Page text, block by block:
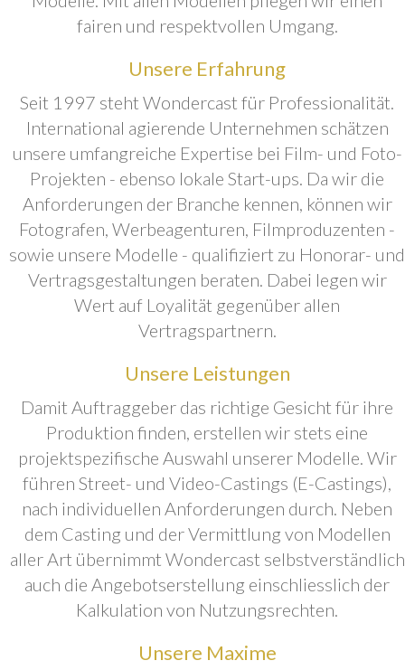
fairen und respektvollen Umgang.
Unsere Erfahrung
Seit 1997 steht Wondercast für Professionalität.
International agierende Unternehmen schätzen
unsere umfangreiche Expertise bei Film- und Foto-
Projekten - ebenso lokale Start-ups. Da wir die
Anforderungen der Branche kennen, können wir
Fotografen, Werbeagenturen, Filmproduzenten -
sowie unsere Modelle - qualifiziert zu Honorar- und
Vertragsgestaltungen beraten. Dabei legen wir
Wert auf Loyalität gegenüber allen
Vertragspartnern.
Unsere Leistungen
Damit Auftraggeber das richtige Gesicht für ihre
Produktion finden, erstellen wir stets eine
projektspezifische Auswahl unserer Modelle. Wir
führen Street- und Video-Castings (E-Castings),
nach individuellen Anforderungen durch. Neben
dem Casting und der Vermittlung von Modellen
aller Art übernimmt Wondercast selbstverständlich
auch die Angebotserstellung einschliesslich der
Kalkulation von Nutzungsrechten.
Unsere Maxime